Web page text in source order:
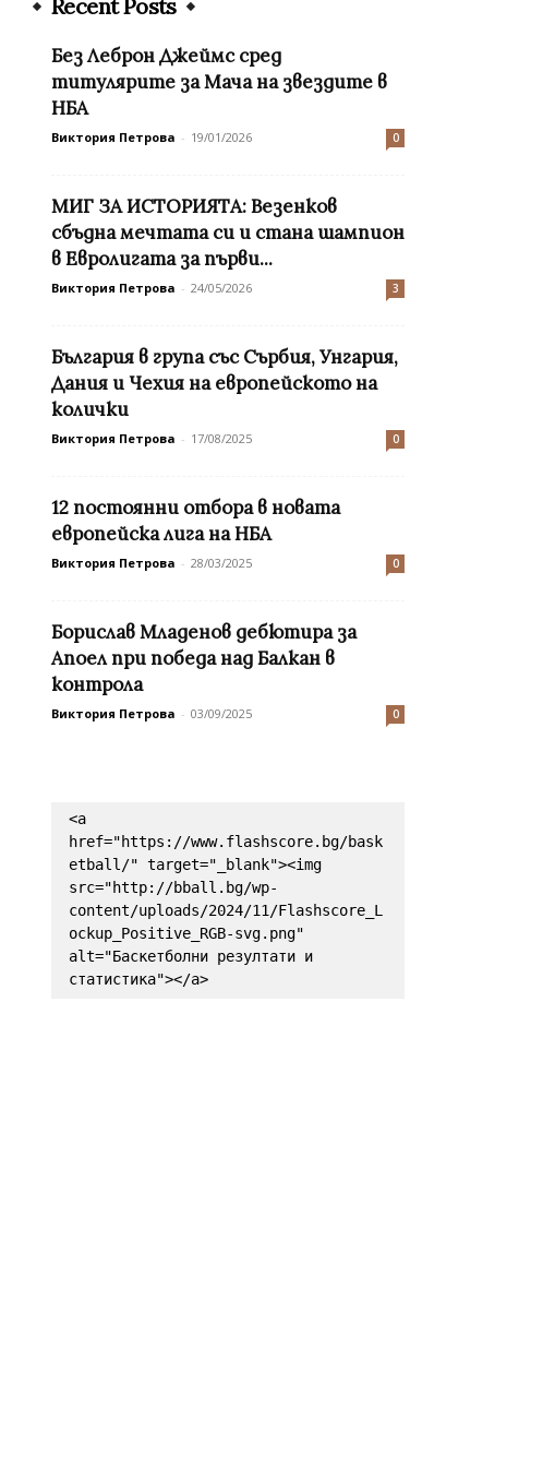
Recent Posts
Без Леброн Джеймс сред
титулярите за Мача на звездите в
НБА
Виктория Петрова - 19/01/2026 0
МИГ ЗА ИСТОРИЯТА: Везенков
сбъдна мечтата си и стана шампион
в Евролигата за първи...
Виктория Петрова - 24/05/2026 3
България в група със Сърбия, Унгария,
Дания и Чехия на европейското на
колички
Виктория Петрова - 17/08/2025 0
12 постоянни отбора в новата
европейска лига на НБА
Виктория Петрова - 28/03/2025 0
Борислав Младенов дебютира за
Апоел при победа над Балкан в
контрола
Виктория Петрова - 03/09/2025 0
<a
href="https://www.flashscore.bg/bask
etball/" target="_blank"><img
src="http://bball.bg/wp-
content/uploads/2024/11/Flashscore_L
ockup_Positive_RGB-svg.png"
alt="Баскетболни резултати и
статистика"></a>